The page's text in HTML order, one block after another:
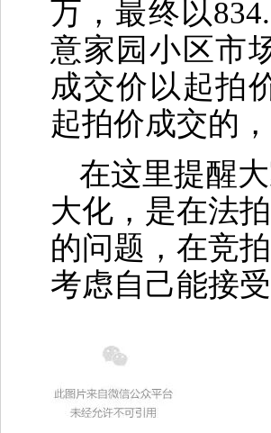
万，最终以
意家园小区市
成交价以起拍
起拍价成交的
在这里提醒
大化，是在法
的问题，在竞
考虑自己能接受